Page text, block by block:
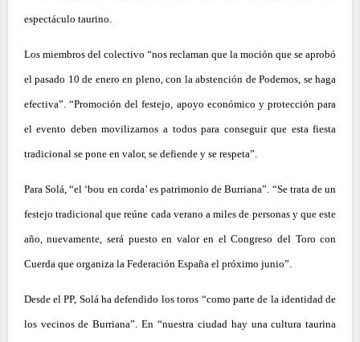
espectáculo taurino.
Los miembros del colectivo “nos reclaman que la moción que se aprobó
el pasado 10 de enero en pleno, con la abstención de Podemos, se haga
efectiva”. “Promoción del festejo, apoyo económico y protección para
el evento deben movilizarnos a todos para conseguir que esta fiesta
tradicional se pone en valor, se defiende y se respeta”.
Para Solá, “el ‘bou en corda’ es patrimonio de Burriana”. “Se trata de un
festejo tradicional que reúne cada verano a miles de personas y que este
año, nuevamente, será puesto en valor en el Congreso del Toro con
Cuerda que organiza la Federación España el próximo junio”.
Desde el PP, Solá ha defendido los toros “como parte de la identidad de
los vecinos de Burriana”. En “nuestra ciudad hay una cultura taurina